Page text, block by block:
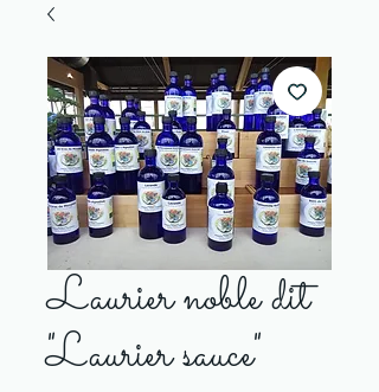
Laurier noble dit
"Laurier sauce"